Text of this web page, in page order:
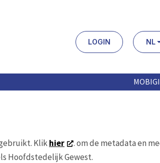
LOGIN NL
Klikhier
. om de metadata en
Hoofdstedelijk Gewest.